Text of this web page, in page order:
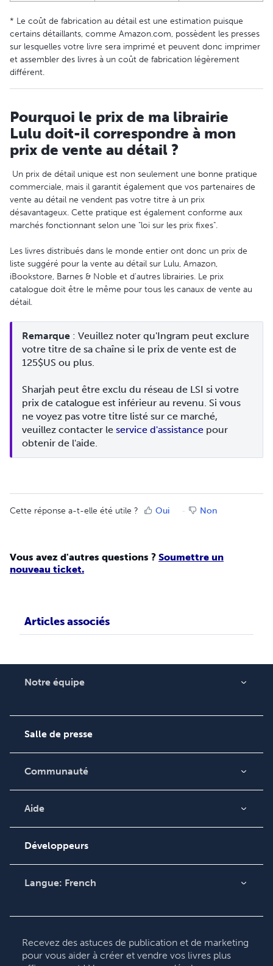
* Le coût de fabrication au détail est une estimation puisque
certains détaillants, comme Amazon.com, possèdent les presses
sur lesquelles votre livre sera imprimé et peuvent donc imprimer
et assembler des livres à un coût de fabrication légèrement
différent.
Pourquoi le prix de ma librairie
Lulu doit-il correspondre à mon
prix de vente au détail ?
Un prix de détail unique est non seulement une bonne pratique
commerciale, mais il garantit également que vos partenaires de
vente au détail ne vendent pas votre titre à un prix
désavantageux. Cette pratique est également conforme aux
marchés fonctionnant selon une "loi sur les prix fixes".
Les livres distribués dans le monde entier ont donc un prix de
liste suggéré pour la vente au détail sur Lulu, Amazon,
iBookstore, Barnes & Noble et d'autres librairies. Le prix
catalogue doit être le même pour tous les canaux de vente au
détail.
Remarque : Veuillez noter qu'Ingram peut exclure
votre titre de sa chaîne si le prix de vente est de
125$US ou plus.
Sharjah peut être exclu du réseau de LSI si votre
prix de catalogue est inférieur au revenu. Si vous
ne voyez pas votre titre listé sur ce marché,
veuillez contacter le service d'assistance pour
obtenir de l'aide.
Cette réponse a-t-elle été utile ? Oui Non
Vous avez d'autres questions ? Soumettre un
nouveau ticket.
Articles associés
Notre équipe
Carrières
Salle de presse
Communauté
Blog
Vidéos
Podcast
Aide
Recherche de
clientèle
Développeurs
Langue: French
Deutsch
Français
Italiano
Recevez des astuces de publication et de marketing
pour vous aider à créer et vendre vos livres plus